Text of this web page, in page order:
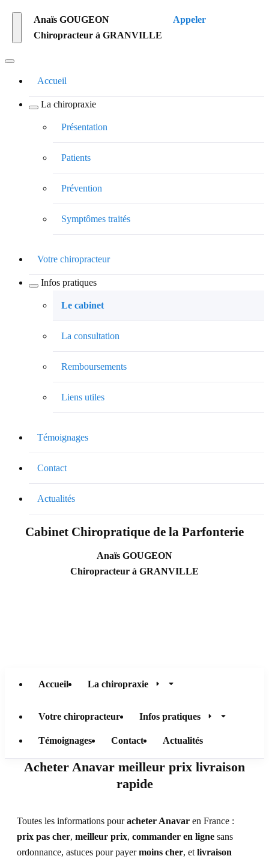
Anaïs GOUGEON
Chiropracteur à GRANVILLE
Appeler
Accueil
La chiropraxie
Présentation
Patients
Prévention
Symptômes traités
Votre chiropracteur
Infos pratiques
Le cabinet
La consultation
Remboursements
Liens utiles
Témoignages
Contact
Actualités
Cabinet Chiropratique de la Parfonterie
Anaïs GOUGEON
Chiropracteur à GRANVILLE
Accueil La chiropraxie
Présentation
Prévention
Votre chiropracteur Infos pratiques
Liens utiles
Témoignages Contact Actualités
Acheter Anavar meilleur prix livraison
rapide
Toutes les informations pouracheter Anavar en France :
prix pas cher, meilleur prix, commander en ligne sans
ordonnance, astuces pour payermoins cher, et livraison